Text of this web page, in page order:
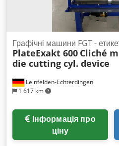
Leinfelden-Echterdingen
1 617 km
Графічні машини FGT -
PlateExakt 600 Cliché
die cutting cyl. device
ціну